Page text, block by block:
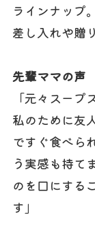
ラインナップ
差し入れや贈
先輩ママの声
「元々スー
私のために友
ですぐ食べら
う実感も持て
のを口にする
す」